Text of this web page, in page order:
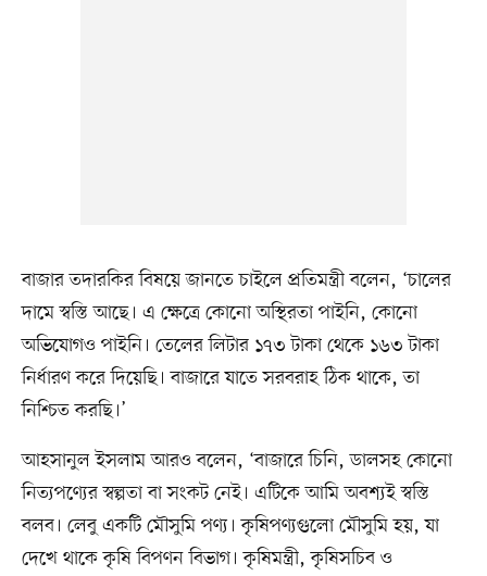
বাজার তদারকির বিষয়ে জানতে চাইলে প্রতিমন্ত্রী বলেন, ‘চালের
দামে স্বস্তি আছে। এ ক্ষেত্রে কোনো অস্থিরতা পাইনি, কোনো
অভিযোগও পাইনি। তেলের লিটার ১৭৩ টাকা থেকে ১৬৩ টাকা
নির্ধারণ করে দিয়েছি। বাজারে যাতে সরবরাহ ঠিক থাকে, তা
নিশ্চিত করছি।’
আহসানুল ইসলাম আরও বলেন, ‘বাজারে চিনি, ডালসহ কোনো
নিত্যপণ্যের স্বল্পতা বা সংকট নেই। এটিকে আমি অবশ্যই স্বস্তি
বলব। লেবু একটি মৌসুমি পণ্য। কৃষিপণ্যগুলো মৌসুমি হয়, যা
দেখে থাকে কৃষি বিপণন বিভাগ। কৃষিমন্ত্রী, কৃষিসচিব ও